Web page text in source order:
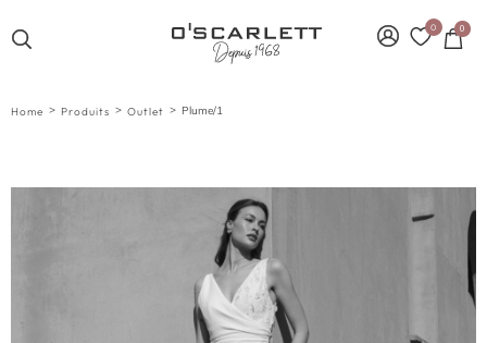
0 0
Home > Produits > Outlet > Plume/1